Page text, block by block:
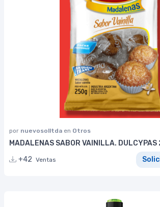
por nuevosolltda en Otros
MADALENAS SABOR VAINILLA. DULCYPAS
+42 Ventas